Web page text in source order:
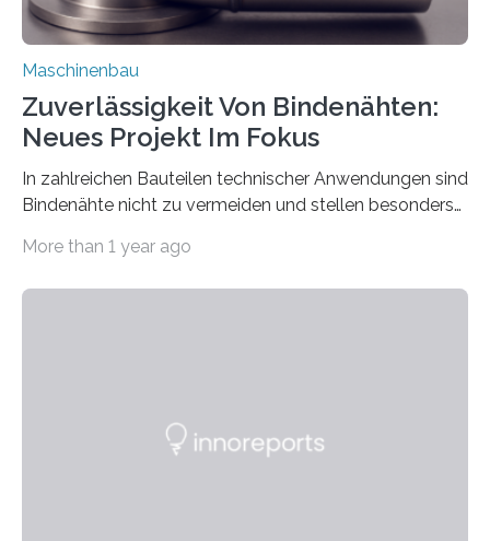
Maschinenbau
Zuverlässigkeit Von Bindenähten:
Neues Projekt Im Fokus
In zahlreichen Bauteilen technischer Anwendungen sind
Bindenähte nicht zu vermeiden und stellen besonders
Matrixmaterials eine große Herausforderung dar.
Durch den verstärkten Einsatz von Rezyklaten
More than 1 year ago